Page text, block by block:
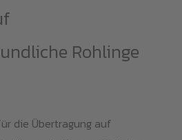
Rohlinge
die Übertragung auf